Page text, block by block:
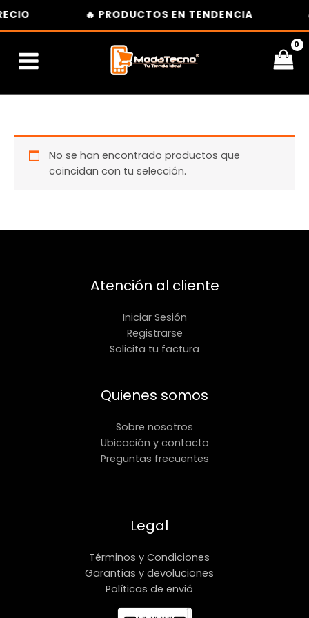
🔥 PRODUCTOS EN TENDENCIA
No se han encontrado productos que
coincidan con tu selección.
Atención al cliente
Iniciar Sesión
Registrarse
Solicita tu factura
Quienes somos
Sobre nosotros
Ubicación y contacto
Preguntas frecuentes
Legal
Términos y Condiciones
Garantías y devoluciones
Políticas de envió